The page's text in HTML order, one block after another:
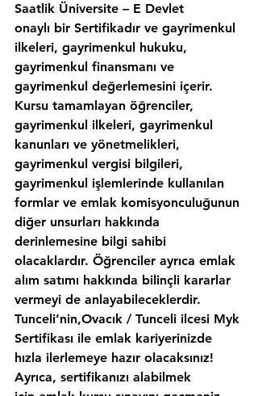
Saatlik Üniversite – E Devlet
onaylı bir Sertifikadır ve gayrimenkul
ilkeleri, gayrimenkul hukuku,
gayrimenkul finansmanı ve
gayrimenkul değerlemesini içerir.
Kursu tamamlayan öğrenciler,
gayrimenkul ilkeleri, gayrimenkul
kanunları ve yönetmelikleri,
gayrimenkul vergisi bilgileri,
gayrimenkul işlemlerinde kullanılan
formlar ve emlak komisyonculuğunun
diğer unsurları hakkında
derinlemesine bilgi sahibi
olacaklardır. Öğrenciler ayrıca emlak
alım satımı hakkında bilinçli kararlar
vermeyi de anlayabileceklerdir.
Tunceli’nin,Ovacık / Tunceli ilcesi Myk
Sertifikası ile emlak kariyerinizde
hızla ilerlemeye hazır olacaksınız!
Ayrıca, sertifikanızı alabilmek